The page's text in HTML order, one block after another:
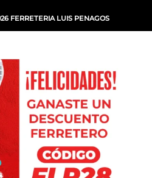
FERRETERIA LUIS PENAGOS